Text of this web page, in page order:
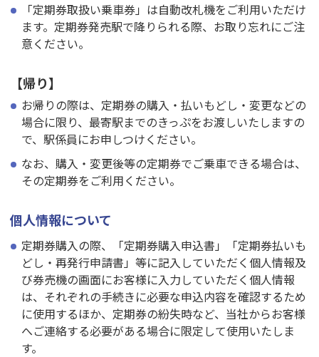
「定期券取扱い乗車券」は自動改札機をご利用いただけ
ます。定期券発売駅で降りられる際、お取り忘れにご注
意ください。
【帰り】
お帰りの際は、定期券の購入・払いもどし・変更などの
場合に限り、最寄駅までのきっぷをお渡しいたしますの
で、駅係員にお申しつけください。
なお、購入・変更後等の定期券でご乗車できる場合は、
その定期券をご利用ください。
個人情報について
定期券購入の際、「定期券購入申込書」「定期券払いも
どし・再発行申請書」等に記入していただく個人情報及
び券売機の画面にお客様に入力していただく個人情報
は、それぞれの手続きに必要な申込内容を確認するため
に使用するほか、定期券の紛失時など、当社からお客様
へご連絡する必要がある場合に限定して使用いたしま
す。